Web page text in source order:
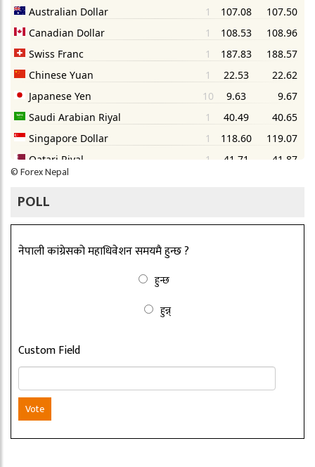
©Forex Nepal
POLL
नेपाली कांग्रेसको महाधिवेशन समयमै हुन्छ ?
हुन्छ
हुन्न्
Custom Field
Vote